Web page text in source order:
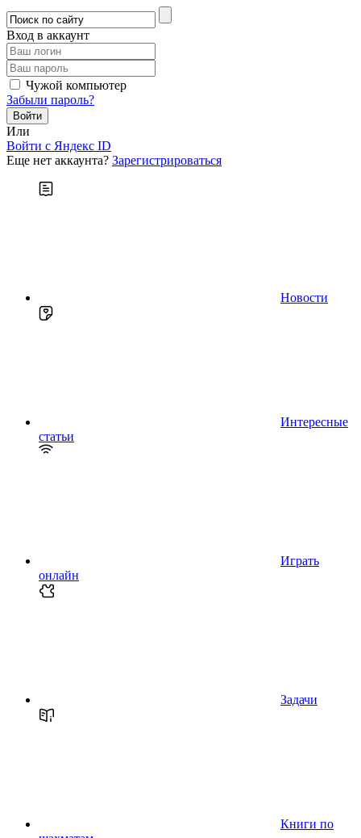
Вход в аккаунт
Чужой компьютер
Забыли пароль?
Или
Войти c Яндекс ID
Еще нет аккаунта? Зарегистрироваться
Новости
Интересные
статьи
Играть
онлайн
Задачи
Книги по